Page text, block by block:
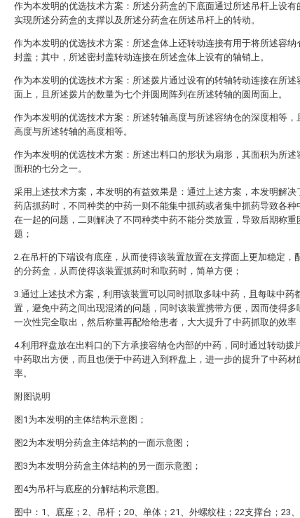
作为本发明的优选技术方案：所述分药盒的下底面通过所述吊杆上设有
实现所述分药盒的支撑以及所述分药盒在所述吊杆上的转动。
作为本发明的优选技术方案：所述盒体上还转动连接有用于将所述容纳
封盖；其中，所述密封盖转动连接在所述盒体上设有的轴销上。
作为本发明的优选技术方案：所述拨片通过设有的转轴转动连接在所述
面上，且所述拨片的数量为七个并圆周阵列在所述转轴的圆周面上。
作为本发明的优选技术方案：所述转轴高度与所述容纳仓的深度相等，
高度与所述转轴的高度相等。
作为本发明的优选技术方案：所述出料口的形状为扇形，其面积为所述
面积的七分之一。
采用上述技术方案，本发明的有益效果是：通过上述方案，本发明解决
药店抓药时，不同种类的中药一则不能集中抓药或者集中抓药导致各种
在一起的问题，二则解决了不同种类中药不能分类放置，导致后期称重
题；
2.在吊杆的下端设有底座，从而使得该装置放置在支撑面上更加稳定，
的分药盒，从而使得该装置抓药时和取药时，简单方便；
3.通过上述技术方案，利用该装置可以同时抓取多味中药，且每味中药
置，避免中药之间出现混淆的问题，同时该装置携带方便，因而使得多
一次性完全取出，然后称量再配给给患者，大大提升了中药抓取的效率
4.利用秤盘放在出料口的下方承接容纳仓内部的中药，同时通过转动拨
中药取出方便，而且也便于中药进入到秤盘上，进一步的提升了中药材
率。
附图说明
图1为本发明的主体结构示意图；
图2为本发明分药盒主体结构的一面示意图；
图3为本发明分药盒主体结构的另一面示意图；
图4为吊杆与底座的分解结构示意图。
图中：1、底座；2、吊杆；20、单体；21、外螺纹柱；22支撑台；23、